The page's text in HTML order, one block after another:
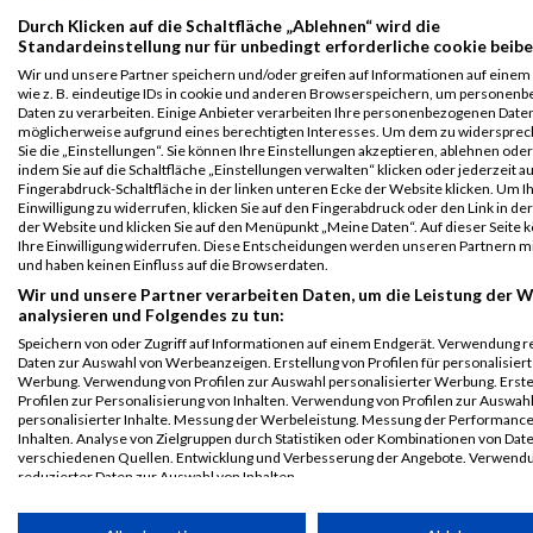
2020
VeranstaltungStnr
First
Name
Last
Name
Jahr NationVereinNet
LEW Kuhsee
Duathlon
Einzel
98 Sebastian Heupel 1973 GER
Legende:
GPos = Geschlechter Position, KPos = Kategorie Position, TPos =
Team Position, DNS = Did not start, DNF = Did not finish, DQ =
Disqualifiziert
Durch Klicken auf die Schaltfläche „Ablehnen“ wird die
Standardeinstellung nur für unbedingt erforderliche cookie
Wir und unsere Partner speichern und/oder greifen auf Informationen auf einem
wie z. B. eindeutige IDs in cookie und anderen Browserspeichern, um
Daten zu verarbeiten. Einige Anbieter verarbeiten Ihre personenbezogenen
möglicherweise aufgrund eines berechtigten Interesses. Um dem zu
Sie die „Einstellungen“. Sie können Ihre Einstellungen akzeptieren, ablehnen
indem Sie auf die Schaltfläche „Einstellungen verwalten“ klicken oder jederzeit
Fingerabdruck-Schaltfläche in der linken unteren Ecke der Website klicken. Um
Einwilligung zu widerrufen, klicken Sie auf den Fingerabdruck oder den Link in
der Website und klicken Sie auf den Menüpunkt „Meine Daten“. Auf dieser Seite
Ihre Einwilligung widerrufen. Diese Entscheidungen werden unseren Partnern
und haben keinen Einfluss auf die Browserdaten.
Wir und unsere Partner verarbeiten Daten, um die Leistung der
analysieren und Folgendes zu tun:
Speichern von oder Zugriff auf Informationen auf einem Endgerät. Verwendung
Daten zur Auswahl von Werbeanzeigen. Erstellung von Profilen für
Werbung. Verwendung von Profilen zur Auswahl personalisierter Werbung.
Profilen zur Personalisierung von Inhalten. Verwendung von Profilen zur Auswahl
personalisierter Inhalte. Messung der Werbeleistung. Messung der
Inhalten. Analyse von Zielgruppen durch Statistiken oder Kombinationen von
verschiedenen Quellen. Entwicklung und Verbesserung der Angebote.
reduzierter Daten zur Auswahl von Inhalten.
werden.